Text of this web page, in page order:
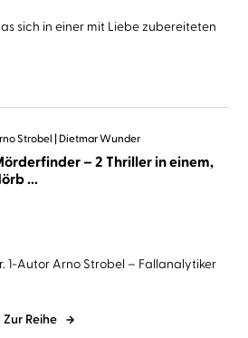
sich in einer mit Liebe zubereiteten
Strobel Dietmar Wunder
– 2 Thriller in einem,
...
1-Autor Arno Strobel – Fallanalytiker
Zur Reihe